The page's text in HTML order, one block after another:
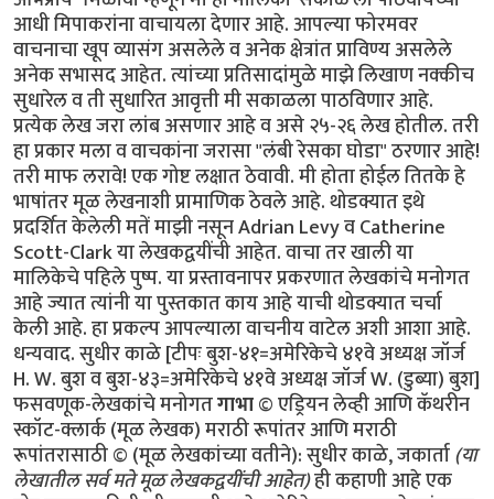
आधी मिपाकरांना वाचायला देणार आहे. आपल्या फोरमवर
वाचनाचा खूप व्यासंग असलेले व अनेक क्षेत्रांत प्राविण्य असलेले
अनेक सभासद आहेत. त्यांच्या प्रतिसादांमुळे माझे लिखाण नक्कीच
सुधारेल व ती सुधारित आवृत्ती मी सकाळला पाठविणार आहे.
प्रत्येक लेख जरा लांब असणार आहे व असे २५-२६ लेख होतील. तरी
हा प्रकार मला व वाचकांना जरासा "लंबी रेसका घोडा" ठरणार आहे!
तरी माफ लरावे! एक गोष्ट लक्षात ठेवावी. मी होता होईल तितके हे
भाषांतर मूळ लेखनाशी प्रामाणिक ठेवले आहे. थोडक्यात इथे
प्रदर्शित केलेली मतें माझी नसून Adrian Levy व Catherine
Scott-Clark या लेखकद्वयींची आहेत. वाचा तर खाली या
मालिकेचे पहिले पुष्प. या प्रस्तावनापर प्रकरणात लेखकांचे मनोगत
आहे ज्यात त्यांनी या पुस्तकात काय आहे याची थोडक्यात चर्चा
केली आहे. हा प्रकल्प आपल्याला वाचनीय वाटेल अशी आशा आहे.
धन्यवाद. सुधीर काळे [टीपः बुश-४१=अमेरिकेचे ४१वे अध्यक्ष जॉर्ज
H. W. बुश व बुश-४३=अमेरिकेचे ४१वे अध्यक्ष जॉर्ज W. (डुब्या) बुश]
फसवणूक-लेखकांचे मनोगतगाभा© एड्रियन लेव्ही आणि कॅथरीन
स्कॉट-क्लार्क (मूळ लेखक) मराठी रूपांतर आणि मराठी
रूपांतरासाठी © (मूळ लेखकांच्या वतीने): सुधीर काळे, जकार्ता(या
लेखातील सर्व मते मूळ लेखकद्वयींची आहेत)ही कहाणी आहे एक घोर फसवणूकीची. ही कहाणी आहे अमेरिकेच्या सरकारने त्यांच्याच निर्वाचित (अमेरिकन) लोकप्रतिनिधींची (व सार्‍या जगाचीच) कशी घोर फसवणूक केली त्याची, ज्या कृत्यांचे गंभीर परिणाम कदाचित कांहीं पिढ्यांनतर आपल्याला कळू लागतील. ही कहाणी आहे अमेरिकन नेत्यांच्या नैतिक अध:पाताची, त्यांच्या कवडीमोलाच्या तारतम्यबुद्धीची, अपुर्‍या पर्यवेक्षणाची, त्यांच्याभोवतीच्या सतत बदलणार्‍या जागतिक स्थितीबद्दलच्या माहितीची निष्काळजीपणाने व आळशीपणाने केलेल्या विश्लेषणांची/पृथक्करणांची! या चुकांचा गंभीर परिणाम होणार आहे आपल्या भोवतालचे जग आणखी अस्थिर होण्यात! या चुका करून अमेरिकन व पश्चिम युरोपियन नेतृत्वाने जागतिक धर्मयुद्ध पुकारणार्‍या शक्तींच्या हातात जणू एक नवे कोलीतच दिले आहे. याची सर्वप्रथम प्रचीती आली ४ फेब्रूवारी २००४ रोजी! या दिवशी पाकिस्तानचे सर्वात आदरणीय व गौरवप्राप्त शास्त्रज्ञ डॉ. अब्दुल कादीर खान पाकिस्तान चित्रवाणीच्या पडद्यावर सार्‍या पाकिस्तानी जनतेला दिसले. डॉ. खान हे नेहमीच रहस्याच्या पडद्याआड असत कारण ते तीस वर्षाहून जास्त काळ पाकिस्तानच्या अण्वस्त्रनिर्मितीच्या "गुपचुप" कार्यक्रमात गुंतलेले होते. उर्दू भाषेतली त्यांची भाषणे सर्वसाधारणपणे सार्‍या पाकिस्तानी जनतेला समजत व ती सारे लोक त्यांच्या प्रत्येक शब्दाकडे लक्ष देऊन ऐकतही. पण आज पाकिस्तानी सरकारने जाहीर केले होते कीं ते त्यांच्या चुकांची कबूली देणार आहेत. कदाचित त्यामुळे असेल. पण आज त्यांचे भाषण त्यांच्या देशबांधवांना सहज समजणार्‍या उर्दू भाषेत न होता सार्‍या जगाला समजणार्‍या इंग्रजी भाषेत झाले. "माझ्या प्रिय बंधू-भगिनींनो" अशी सुरुवात करून त्यांनी स्वत:च्या अनधिकृत अण्वस्त्रप्रसाराबद्दलच्या हालचालींची माहिती दिल्यावर समारोप करतांना ते म्हणाले "अल्ला पाकिस्तानला सुरक्षित ठेवो, पाकिस्तान अमर असो"! त्यांचे भाषण संपताक्षणी पाकिस्तानी लष्कराने डॉ खान यांनी प्रे. बुश ज्यांना "अनिष्ट राष्ट्रांचा अक्ष" म्हणत (Axis of Evil) त्या उत्तर कोरिया, इराण व लिबिया या अशा गिर्‍हाइकांसाठी एकट्याने हा अण्वस्त्रप्रसाराचा काळा बाजार कसा चालवला होता याची माहिती दिली. या घटनेनंतर पाकिस्तानला अण्वस्त्रें बनवायला सहाय्य करून अमेरिकेने सार्‍या जगाची कशी फसवणूक केली हे पहिल्यांदाच जगाच्या निदर्शनाला आले. अण्वस्त्रप्रसाराबद्दल कुप्रसिद्ध असलेल्या व "टायफॉइड मेरी" या (अपमानास्पद) टोपणनावाने ओळखल्या जाणार्‍या डॉ खाननी अशी कबूली का दिली याबाबत सार्‍या जगात तावातावाने तर्क-कुतर्क सुरू झाले. कुणाला वाटले की त्यांच्या राजकीय किंवा धार्मिक श्रद्धांमुळे दिली, कुणाला वाटले की स्वत:ची इभ्रत वाढविण्यासाठी व स्थान बळकट करण्यासाठी? कुणा बदमाष राजवटीसाठी? अफगाणिस्तानमधील जिहाद्यांसाठी? ओसामा बिन लादेनसाठी? कीं युरोप-अमेरिकेत अणूबॉम्ब उडवू पहाणार्‍या अतिरेक्यांच्या टोळ्यांसाठी? अनेक वृत्तपत्रांत आलेल्या अग्रलेखांत कुणाच्या फायद्यासाठी त्यांनी हा कबूलीजबाब दिला असावा याबाबतही तर्‍हेतर्‍हेच्या अटकळी प्रसिद्ध झाल्या. प्रेसिडेंट जॉर्ज बुश यांनीही या फसवणुकीला जणू संमतीच दिली. कांहीं दिवसांनंतर ते म्हणाले, "खान यांनी त्यांचे सारे गुन्हे मान्य केले आहेत आणि त्यांचे या गुन्ह्यातील सहकारी आता या धंद्यातून बाहेर फेकले गेले आहेत. खान व त्यांचे छोटे टोळके अतीशय धक्कादायक गुन्ह्यांबद्दल दोषी आहेत. पण त्यांच्यावर खटला घालायची गरज दिसत नाहीं. बुश पुढे म्हणाले, "प्रेसिडेंट मुशर्रफ यांनी मला आश्वासन दिले आहे कीं ते खान यांच्या जालाबद्दलची (network) सर्व माहिती अमेरिकन सरकारला देतील व तो देश (पाकिस्तान) अशा अण्वस्त्रप्रसाराच्या मुळाशी असू दिला जाणार नाहीं." पाकिस्तान सरकारचे या घटनेवर इतके पूर्ण नियंत्रण आहे कीं खान व त्यांच्या सहकारी शास्त्रज्ञांना अमेरिकेत खटला घालण्यासाठी अमेरिकेच्या किंवा इतर पाश्चात्य राष्ट्रांच्या स्वाधीन करण्याची गरज नाहीं. सत्य परिस्थिती तर अशी होती कीं खान यांची कबूली एक दिशाभूल करण्यासाठी दिलेली कॢप्तीच होती. अण्वस्त्रांची काळी बाजारपेठ खान यांच्या नियंत्रणाखाली चालली तर होतीच, पण जाहीर व खासगी वक्तव्यात फरक असा होता कीं अशा तर्‍हेचा काळा बाजार एका व्यक्तीचे काम नव्हते तर हे काम एका राष्ट्राच्या (पाकिस्तानच्या) परराष्ट्रनीतीचा भाग होता व त्याचे पर्यवेक्षण पाकिस्तानी लष्करी अधिकार्‍यांची टोळी करत होती. वर हे राष्ट्र अमेरिकेच्या अतिरेक्यांविरुद्धच्या लढाईतील एक महत्वाचे दोस्त राष्ट्र म्हणून दुटप्पीपणे मिरवत होते. तीसेक वर्षें लागोपाठ सत्तेवर आलेल्या अमेरिकन सरकारांनी, मग ती रिपब्लिकन पक्षाची असोत किंवा डेमोक्रॅटिक पक्षाची असोत, तसेच इंग्लंड व इतर पाश्चात्य युरोपियन राष्ट्रांनी पाकिस्तानला अतीशय मर्यादित प्रसारण असलेले व निषिद्ध असे अण्वस्त्रांबद्दलचे तंत्रज्ञान मिळवू दिले होते. एका अनर्थपूर्ण युगात पाकिस्तानने हे निषिद्ध तंत्रज्ञान कसे अनिष्ट राष्ट्रांना विकण्यात पुढाकार घेतला ही माहिती महत्वाची सरकारी साधने चुकीच्या दिशेने वापरून व आधीचे नियम रद्दबातल करून सर्वांपासून लपवून ठेवली. गुप्त माहिती मिळवण्याच्या क्रियेचीही धार बोथट करण्यात आली आणि परराष्ट्रखाते व संरक्षणखाते यासारख्या सरकारी खात्यांना जणू वेढून राष्ट्राध्यक्षांच्या तत्वांना पाठिंबा देण्यास, प्रतिनिधीसभेला डावलण्यास व देशाचे कायदे मोडण्यास भाग पाडण्यात आले होते. अमेरिकेच्या परराष्ट्रखात्याचा प्रवक्ता रिचर्ड बाऊचर याने डॉ खान प्रकरण म्हणजे पाकिस्तानी हुकूमशहा/राष्ट्राध्यक्ष मुशर्रफ यांच्या कसोटीचा क्षण असे वर्णन केले आहे. खान हे सर्व देशाचा मानबिंदू होते व त्यांचे नाव काढताच पाकिस्तानी नागरिकांची छाती गर्वाने फुगायची. पाकिस्तानला शिवणाच्या धारदार सुयासुद्धा बनवता येत नाहींत अशी मल्लीनाथी करणार्‍या डॉ खान यांनी अतीशय आधुनिक तंत्रज्ञानाचा वापर करून भारताच्या कुठल्याही शहरावर हल्ला करू शकणारी अण्वस्त्रे मोठ्या प्रमाणावर बनविण्याची एक "असेंब्ली लाईन" उभी केली व त्यांना पाकिस्तानी जनतेनेच "अणूबॉम्बचे पिताश्री" हा जणू एक किताबच दिला. फारच थोड्या लोकांना हे माहीत आहे की डॉ खान हे या अण्वस्त्र-उत्पादनाच्या प्रकल्पात अपघातानेच शिरले. पाकिस्तानात योग्यशी नोकरी न मिळाल्यामुळे ते चिडून उच्च शिक्षणासाठी युरोपला गेले व एका विश्वविद्यालयात प्रवेश मिळविण्याच्या रांगेत उभे असताना ’हेनी’ नावाच्या एका डच मुलीच्या प्रेमात पडले व तिच्याशी विवाहबद्ध झाले. एका गोर्‍या बाईचे पति म्हणून त्यांना एरवी मिळाली नसती अशी अतीशय संवेदनशील अशा गोपनीय क्षेत्रात भाषांतरकाराची नोकरी मिळाली व अण्वस्त्रांबद्दलची अतीशय गुप्त अशी माहिती त्यांच्या नजरेखालून जाऊ लागली. त्याचे महत्व समजल्यामुळे त्यांनी ती सर्व कागदपत्रे व ड्रॉइंग्ज चोरली व त्या कागदपत्रांनी भरलेले तीन पेटारे घेऊन ते पाकिस्तानात परत आले. जुल्फिकार अली भुत्तो यांच्या प्रोत्साहनाने ते अणूबॉम्ब बनवायच्या प्रोजेक्टचे प्रमुख झाले व मग त्या क्षेत्रात त्यांची व पाकिस्तानची प्रगती सुरू झाली. त्यानंतर पुढच्या वर्षापासून पाकिस्तानी अधिकारी व पाकिस्तानी दलाल/एजंट यांनी युरोप व उत्तर अमेरिकेत त्यांना हव्या असलेल्या यंत्रसामुग्री व इतर वस्तूंची जोरदार खरेदी सुरू केली. डॉ. खान हे सूत्रधाराचे व वेगवेगळ्या गटांमधील समन्वय ठेवण्याचे काम पहात होते व पश्चिम युरोपीमधील गुपचुपपणे अणूबॉम्ब बनविण्याचा कार्यक्रम राबवणार्‍या कंपन्यांतील वैज्ञानिक, कारखानदार, इंजिनियर व धातुशास्त्रज्ञ यांच्याबरोबरील मैत्री आणखी जवळची करून व त्यांच्याशी वागताना अतीशय गोडीगुलाबीचा वापर करून व त्यांच्यावर आपल्या गोड बोलण्याने एक तर्‍हेची छाप किंवा मोहिनी टाकून अशी सामग्री मिळवण्याच्या वाटेतील अडचणी दूर करत होते. जेंव्हा १९७७ साली भुत्तोंची पंतप्रधानपदावरून उचलबांगडी झाली, तेंव्हा हा अणूप्रकल्प नवे हुकूमशहा ज. झिया उल हक यांच्या अखत्यारीतील सैनिकी विभागाकडे जावा अशी अमेरिकन गुप्तचर संघटना सी.आय.ए.ची इच्छा होती. त्यामुळे खान यांचे जगभरच्या खरेदीमध्ये गुंतलेले गट पाकिस्तानी लष्करशहा व पाकिस्तानी गुप्तचर संघटना आय. एस. आय. यांच्या हुकुमाखाली आले. (म्हणजेच अमेरिकन गुप्तचर संघटना सी.आय.ए.ला या अणूबॉम्ब प्रकल्पाची कल्पना १९७७ पासून होती) पण तसे असले तरी पाकिस्तानच्या अणूबॉम्ब प्रकल्पाबद्दल जास्त माहिती असणे हे तोट्याचे ठरू लागले. जिमी कार्टर हे १९७७ सालची राष्ट्रपतीपदाची निवडणूक जिंकून अधिकारावर आले तेंव्हा जगातली अण्वस्त्रें कमी करायची हे ध्येय समोर ठेवूनच ते अधिकारावर आले होते. पण त्यांचे राष्ट्रीय सुऱक्षा सल्लागार बिन्यू ब्रेझिंस्की (Zbigniew Brzezinski) यांनी त्यांना त्यांची दिशा बदलायचा सल्ला दिला. पाकिस्तान हे राष्ट्र साम्यवादाविरुद्धच्या लढाईतील एक धक्काप्रतिबंधक (buffer) म्हणून उपयुक्त राष्ट्र असल्याचा कार्टर यांना सल्ला देण्यात आला व पाकिस्तानला या कामात राजी-खुषी सामील करून घेण्यासाठी त्या राष्ट्राचे मन वळविण्याचाही त्यांना सल्ला दिला. झियाच्या मनसुब्याला छुपा पाठिंबा देऊन मग त्याच्या मोबदल्यात अण्वस्त्रे बनवायची ही योजना होती! पाकिस्तानने जर रशियाचा प्रतिकार केला तर त्यांच्या अण्वस्त्रें बनविण्याच्या प्रकल्पाकडे अमेरिका दुर्ल़क्ष करेल असेही ज. झियांना सांगण्यात आले. १९८० साली कार्टर यांच्या जागी रेगन आले व त्यांनी कार्टर यांच्या अण्वस्त्रप्रसारबंदीच्या कार्यक्रमाला केरात काढले. राष्ट्रीय सुरक्षा समिती व सल्लागार यांचेही अवमूल्यन करण्यात आले व विल्यम केसी यांच्या नेतृत्वाखाली सी.आय.ए. ही संघटना सर्वेसर्वा झाली आणि गुप्तहेरखाते एक माहितीचे साधनच न रहाता ते एक प्रे. रेगन यांच्या धोरणाच्या समर्थनार्थ वापरायचे एक हत्यार बनले. त्यापाठोपाठ अमेरिकन अधिकारी पैसे घेऊन इस्लामाबादला पोचले व बरोबर हाही निरोप घेऊन आले कीं अमेरिका पाकिस्तानच्या वाढत्या अण्वस्त्रें बनविण्याच्या प्रकल्पाकडे काणाडोळा करेल. पण पुढे जसजसे पाकिस्तानच्या अण्वस्त्रनिर्मितीच्या प्रकल्पाचे रोपटे भराभर वाढू लागले तसतसे तो प्रकल्प गुप्त ठेवणे अवघड जाऊ लागले. प्रे. रेगन यांनी आशावादावर आधारित आक्रमकपणे तह/करार करण्याचा पायंडा मरगळलेल्या वॉशिंग्टनला आणला, पण उपयुक्ततेच्या व सोयीच्या तत्वावर जे परराष्ट्र धोरण सुरू केले गेले त्याचे रूपांतर झपाट्याने एका षड्यंत्रात झाले ज्यात अमेरिकेचे परराष्ट्रखातेही सामील झाले व पाकिस्तानच्या अण्वस्त्र-प्रकल्पाबद्दलच्या गुप्त बातम्यावर जे विरोध करतील त्यांच्या कामात अडथळेही आणू लागले. या सावळ्या गोंधळात पाकिस्तानने १९८३ साली स्फोटकें न वापरता केलेली अण्वस्त्रांची चांचणी (cold-testing), एवढेच नव्हे तर स्फोटकांसह चीनच्या मदतीने १९८४ साली केलेली चांचणीही (hot-testing) गुप्त ठेवण्यात अमेरिकेला यश मिळाले. पाकिस्तान व चीन या देशांमधील अण्वस्त्र-संबंधांना खोल गाडून टाकण्यातही रेगनच्या अधिकार्‍यांना यश मिळाले. यात चीनकडून मिळालेली बॉम्बची ड्रॉइंग्स, रेडियो आयसोटोप्स व इतर "हवी ती व हवी तितकी" तांत्रिक मदत यांचाही समावेश होता. याच्या मोबदल्यात चिनी आण्विक ऊर्जा कंत्राटदारांकडून अमेरिकन कंपन्यांनी कोट्यानुकोटी डॉलर्सची कंत्राटे मिळविली. जेंव्हा प्रे. रेगन यांची कारकीर्द १९८९ साली संपली तेंव्हा पाकिस्तानकडे चांचणी केलेली व वापरता येण्याजोगी अण्वस्त्रे होती. व या अस्त्रांच्या निर्मितीचा बहुतांश खर्च अमेरिकेकडून ’मदत’ म्हणून मिळालेल्या पैशातूनच झाला होता कारण ’मदत’ म्हणून मिळालेल्या पुंजीतले अब्जावधी डॉलर्स पाकिस्तानच्या लष्करशहांनी या कामाकडे वळविले होते. अमेरिकेच्या पेंटॅगॉनमधील अधिकारी पाकिस्तानचे रक्षक/वॉचमन ठरले. त्यांनी गुप्तहेरखात्यांचे अहवाल आपल्याला हवे तसे पुन्हा लिहिवले ज्यात पाकिस्तानच्या या अण्वस्त्रक्षमतेबद्दल जाणून-बुजून आहे त्यापेक्षा कमी आहे असे दाखविले गेले. तेही अशा वेळी कीं इस्लामाबाद व दिल्ली यांच्यातला संघर्ष अगदी निकरावर आला होत